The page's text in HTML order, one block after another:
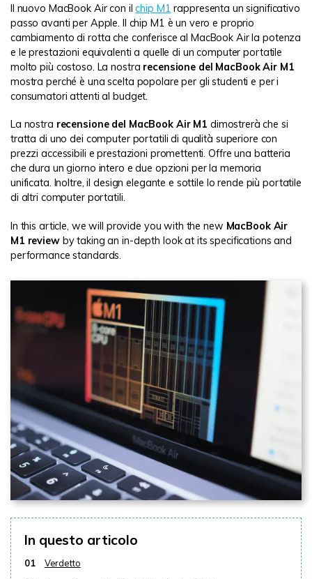
Il nuovo MacBook Air con ilchip M1 rappresenta un significativo
passo avanti per Apple. Il chip M1 è un vero e proprio
cambiamento di rotta che conferisce al MacBook Air la potenza
e le prestazioni equivalenti a quelle di un computer portatile
molto più costoso. La nostra recensione del MacBook Air M1
mostra perché è una scelta popolare per gli studenti e per i
consumatori attenti al budget.
La nostra recensione del MacBook Air M1 dimostrerà che si
tratta di uno dei computer portatili di qualità superiore con
prezzi accessibili e prestazioni promettenti. Offre una batteria
che dura un giorno intero e due opzioni per la memoria
unificata. Inoltre, il design elegante e sottile lo rende più portatile
di altri computer portatili.
In this article, we will provide you with the new MacBook Air
M1 reviewby taking an in-depth look at its specifications and
performance standards.
In questo articolo
01
Verdetto